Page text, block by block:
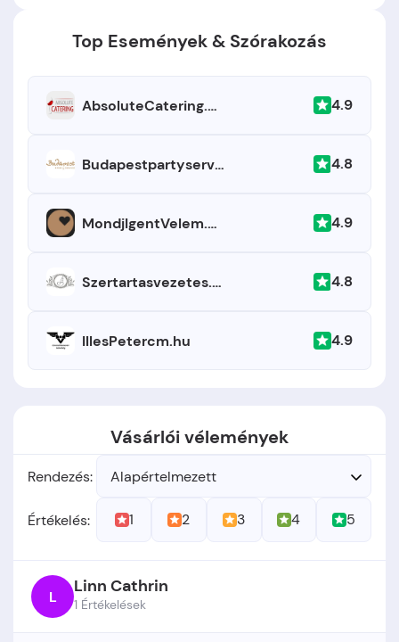
Top Események & Szórakozás
AbsoluteCatering.hu 4.9
Budapestpartyservice.hu 4.8
MondjIgentVelem.hu 4.9
Szertartasvezetes.hu 4.8
IllesPetercm.hu 4.9
Vásárlói vélemények
Rendezés: Alapértelmezett
Értékelés: 1 2 3 4 5
L Linn Cathrin
1 Értékelések